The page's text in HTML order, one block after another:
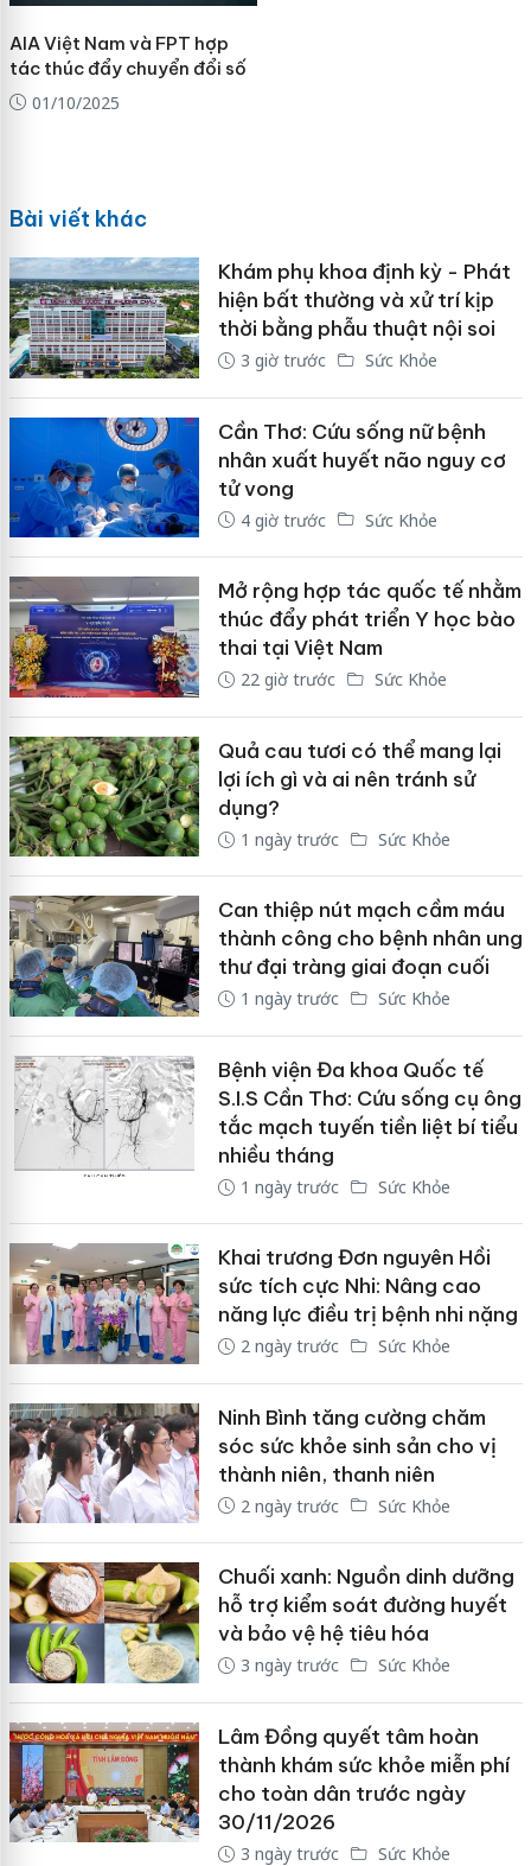
AIA Việt Nam và FPT hợp
tác thúc đẩy chuyển đổi số
01/10/2025
Bài viết khác
Khám phụ khoa định kỳ - Phát
hiện bất thường và xử trí kịp
thời bằng phẫu thuật nội soi
3 giờ trước Sức Khỏe
Cần Thơ: Cứu sống nữ bệnh
nhân xuất huyết não nguy cơ
tử vong
4 giờ trước Sức Khỏe
Mở rộng hợp tác quốc tế nhằm
thúc đẩy phát triển Y học bào
thai tại Việt Nam
22 giờ trước Sức Khỏe
Quả cau tươi có thể mang lại
lợi ích gì và ai nên tránh sử
dụng?
1 ngày trước Sức Khỏe
Can thiệp nút mạch cầm máu
thành công cho bệnh nhân ung
thư đại tràng giai đoạn cuối
1 ngày trước Sức Khỏe
Bệnh viện Đa khoa Quốc tế
S.I.S Cần Thơ: Cứu sống cụ ông
tắc mạch tuyến tiền liệt bí tiểu
nhiều tháng
1 ngày trước Sức Khỏe
Khai trương Đơn nguyên Hồi
sức tích cực Nhi: Nâng cao
năng lực điều trị bệnh nhi nặng
2 ngày trước Sức Khỏe
Ninh Bình tăng cường chăm
sóc sức khỏe sinh sản cho vị
thành niên, thanh niên
2 ngày trước Sức Khỏe
Chuối xanh: Nguồn dinh dưỡng
hỗ trợ kiểm soát đường huyết
và bảo vệ hệ tiêu hóa
3 ngày trước Sức Khỏe
Lâm Đồng quyết tâm hoàn
thành khám sức khỏe miễn phí
cho toàn dân trước ngày
30/11/2026
3 ngày trước Sức Khỏe